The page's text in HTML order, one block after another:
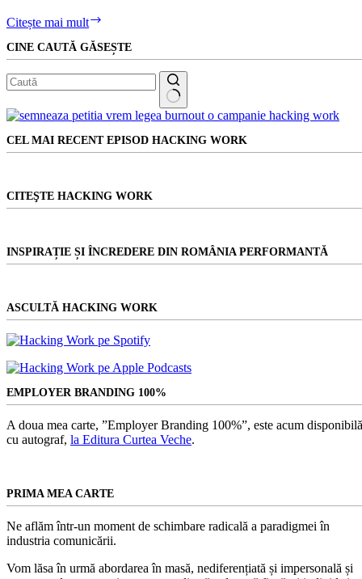
Citește mai mult
CINE CAUTĂ GĂSEȘTE
Niciun
CEL MAI RECENT EPISOD HACKING WORK
CITEŞTE HACKING WORK
INSPIRAȚIE ȘI ÎNCREDERE DIN ROMÂNIA PERFORMANTĂ
ASCULTĂ HACKING WORK
EMPLOYER BRANDING 100%
A doua mea carte, ”Employer Branding 100%”, este acum
cu autograf, la Editura Curtea Veche.
PRIMA MEA CARTE
Ne aflăm într-un moment de schimbare radicală a paradigmei în
industria comunicării.
Vom lăsa în urmă abordarea în masă, nediferențiată și impersonală și